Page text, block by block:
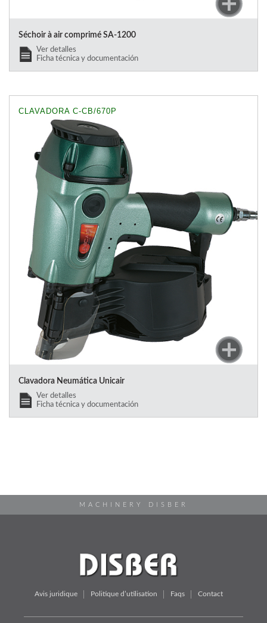
Séchoir à air comprimé SA-1200
Ver detalles
Ficha técnica y documentación
CLAVADORA C-CB/670P
Clavadora Neumática Unicair
Ver detalles
Ficha técnica y documentación
MACHINERY DISBER
Avis juridique Politique d’utilisation Faqs Contact